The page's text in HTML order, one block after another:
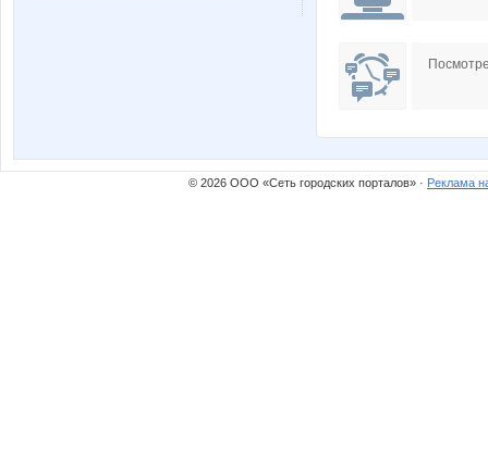
© 2026 ООО «Сеть городских порталов» · Реклама